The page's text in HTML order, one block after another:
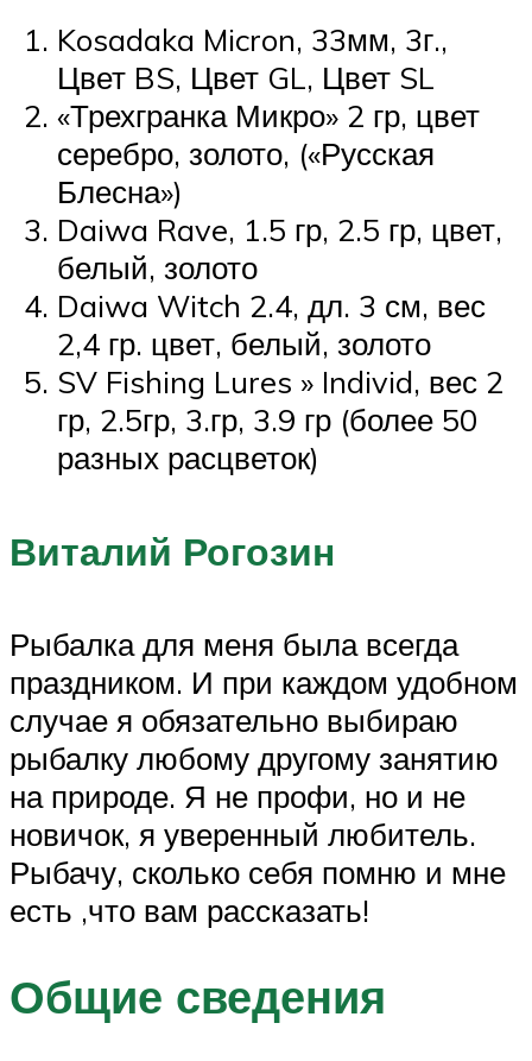
Kosadaka Micron, 33мм, 3г.,
Цвет BS, Цвет GL, Цвет SL
«Трехгранка Микро» 2 гр, цвет
серебро, золото, («Русская
Блесна»)
Daiwa Rave, 1.5 гр, 2.5 гр, цвет,
белый, золото
Daiwa Witch 2.4, дл. 3 см, вес
2,4 гр. цвет, белый, золото
SV Fishing Lures » Individ, вес 2
гр, 2.5гр, 3.гр, 3.9 гр (более 50
разных расцветок)
Виталий Рогозин
Рыбалка для меня была всегда
праздником. И при каждом удобном
случае я обязательно выбираю
рыбалку любому другому занятию
на природе. Я не профи, но и не
новичок, я уверенный любитель.
Рыбачу, сколько себя помню и мне
есть ,что вам рассказать!
Общие сведения